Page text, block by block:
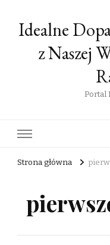
Idealne
z Naszej
Portal
Strona główna